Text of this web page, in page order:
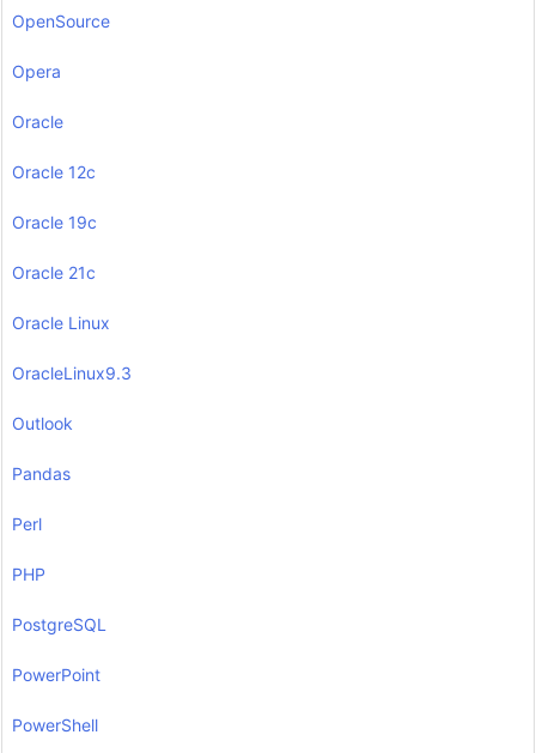
OpenSource
Opera
Oracle
Oracle 12c
Oracle 19c
Oracle 21c
Oracle Linux
OracleLinux9.3
Outlook
Pandas
Perl
PHP
PostgreSQL
PowerPoint
PowerShell